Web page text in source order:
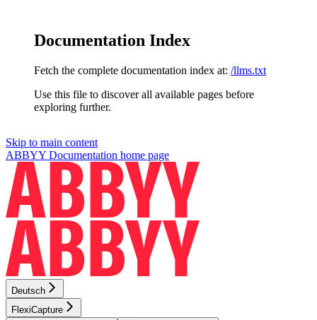
Documentation Index
Fetch the complete documentation index at: /llms.txt
Use this file to discover all available pages before
exploring further.
Skip to main content
ABBYY Documentation home page
Deutsch
FlexiCapture